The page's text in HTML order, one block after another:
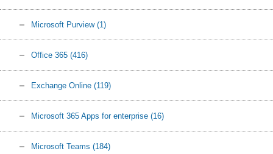
Microsoft Purview (1)
Office 365 (416)
Exchange Online (119)
Microsoft 365 Apps for enterprise (16)
Microsoft Teams (184)